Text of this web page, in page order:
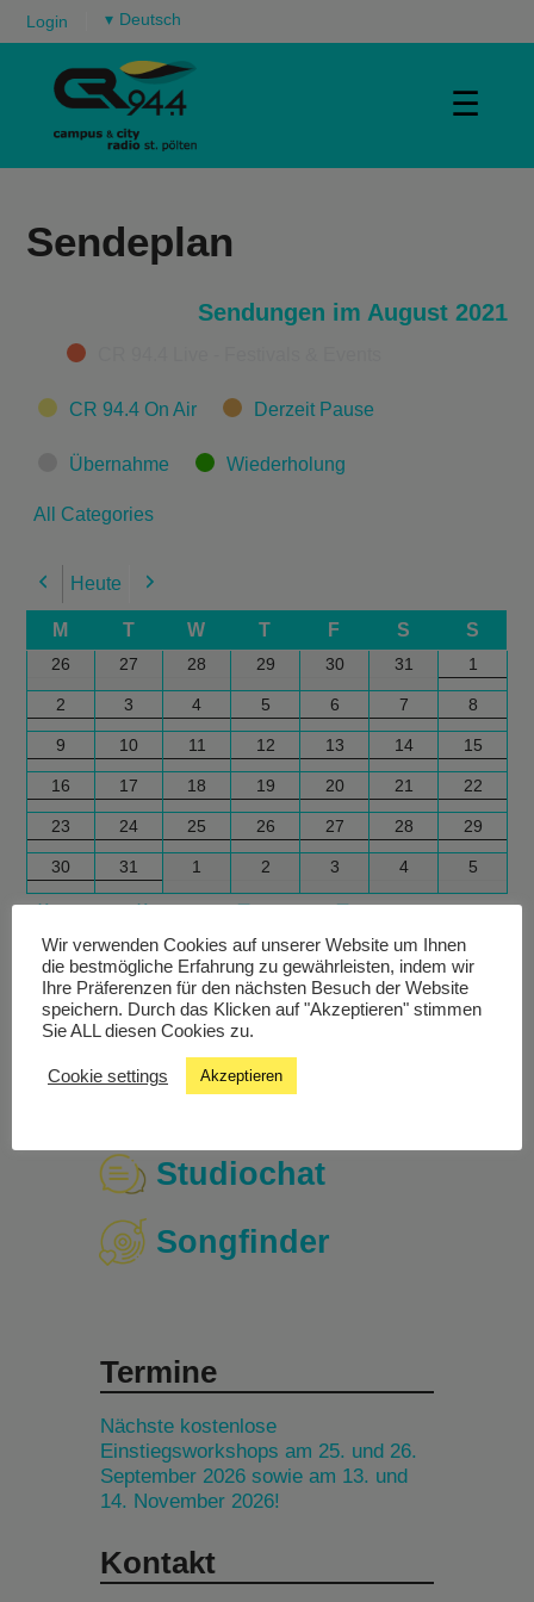
Login ▾
☰
Sendeplan
Sendungen im August 2021
Categories
CR 94.4 On Air Derzeit Pause
Übernahme Wiederholung
All Categories
Previous
Heute Next
M T W T F S S
26 27 28 29 30 31 1
2 3 4 5 6 7 8
9 10 11 12 13 14 15
16 17 18 19 20 21 22
23 24 25 26 27 28 29
30 31 1 2 3 4 5
in
in
for
for
Livestream
Studiochat
Songfinder
Termine
Nächste kostenlose
Einstiegsworkshops am 25. und 26.
September 2026 sowie am 13. und
14. November 2026!
Kontakt
Wir verwenden Cookies auf unserer Website um Ihnen
die bestmögliche Erfahrung zu gewährleisten, indem wir
Ihre Präferenzen für den nächsten Besuch der Website
speichern. Durch das Klicken auf "Akzeptieren" stimmen
Sie ALL diesen Cookies zu.
Cookie settings Akzeptieren